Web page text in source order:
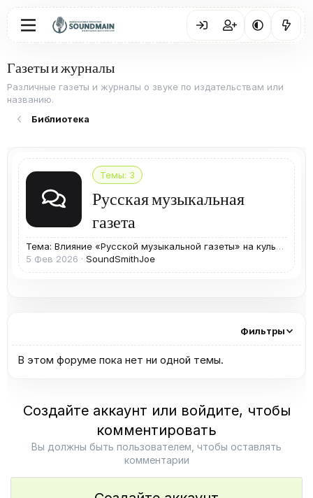
Газеты и журналы
Различные газеты и журналы о звуке по издательствам или
названию.
Библиотека
Темы 3
Русская музыкальная
газета
Тема: Влияние «Русской музыкальной газеты» на культурную жизнь Петербурга
5 Фев 2026
SoundSmithJoe
Фильтры
В этом форуме пока нет ни одной темы.
Создайте аккаунт или войдите, чтобы
комментировать
Вы должны быть пользователем, чтобы оставлять
комментарии